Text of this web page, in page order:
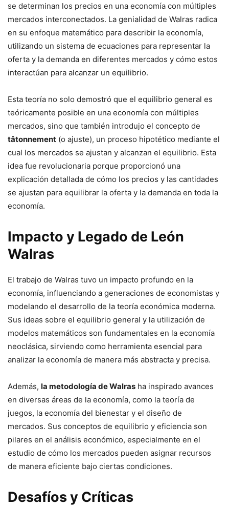
se determinan los precios en una economía con múltiples
mercados interconectados. La genialidad de Walras radica
en su enfoque matemático para describir la economía,
utilizando un sistema de ecuaciones para representar la
oferta y la demanda en diferentes mercados y cómo estos
interactúan para alcanzar un equilibrio.
Esta teoría no solo demostró que el equilibrio general es
teóricamente posible en una economía con múltiples
mercados, sino que también introdujo el concepto de
tâtonnement (o ajuste), un proceso hipotético mediante el
cual los mercados se ajustan y alcanzan el equilibrio. Esta
idea fue revolucionaria porque proporcionó una
explicación detallada de cómo los precios y las cantidades
se ajustan para equilibrar la oferta y la demanda en toda la
economía.
Impacto y Legado de León
Walras
El trabajo de Walras tuvo un impacto profundo en la
economía, influenciando a generaciones de economistas y
modelando el desarrollo de la teoría económica moderna.
Sus ideas sobre el equilibrio general y la utilización de
modelos matemáticos son fundamentales en la economía
neoclásica, sirviendo como herramienta esencial para
analizar la economía de manera más abstracta y precisa.
Además, la metodología de Walras ha inspirado avances
en diversas áreas de la economía, como la teoría de
juegos, la economía del bienestar y el diseño de
mercados. Sus conceptos de equilibrio y eficiencia son
pilares en el análisis económico, especialmente en el
estudio de cómo los mercados pueden asignar recursos
de manera eficiente bajo ciertas condiciones.
Desafíos y Críticas